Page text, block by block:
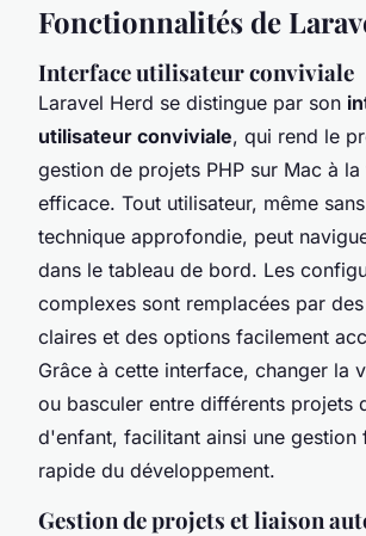
Fonctionnalités de
Interface utilisateur conviviale
Laravel Herd se distingue par son
utilisateur conviviale, qui rend le
gestion de projets PHP sur Mac à
efficace. Tout utilisateur, même
technique approfondie, peut
dans le tableau de bord. Les
complexes sont remplacées par
claires et des options facilement
Grâce à cette interface, changer la
ou basculer entre différents projets
d'enfant, facilitant ainsi une gestion
rapide du développement.
Gestion de projets et liaison